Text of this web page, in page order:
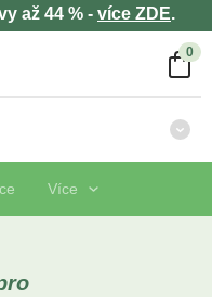
až 44 % - více ZDE.
0
Více